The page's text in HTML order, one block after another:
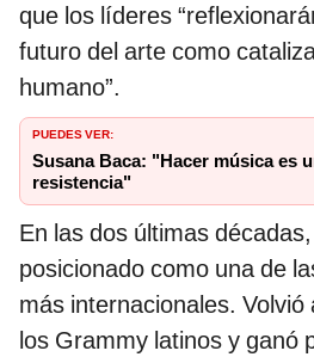
que los líderes
futuro del arte como
humano”.
PUEDES VER:
Susana Baca: "Hacer música es
resistencia"
En las dos últimas
posicionado como una de
más internacionales.
los Grammy latinos y ganó